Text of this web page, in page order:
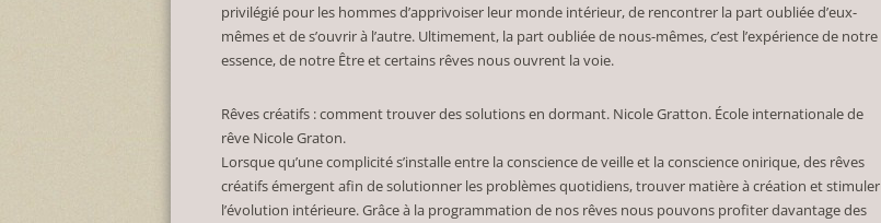
privilégié pour les hommes d’apprivoiser leur monde intérieur, de rencontrer la part oubliée d’eux-
mêmes et de s’ouvrir à l’autre. Ultimement, la part oubliée de nous-mêmes, c’est l’expérience de notre
essence, de notre Être et certains rêves nous ouvrent la voie.
Rêves créatifs : comment trouver des solutions en dormant. Nicole Gratton. École internationale de
rêve Nicole Graton.
Lorsque qu’une complicité s’installe entre la conscience de veille et la conscience onirique, des rêves
créatifs émergent afin de solutionner les problèmes quotidiens, trouver matière à création et stimuler
l’évolution intérieure. Grâce à la programmation de nos rêves nous pouvons profiter davantage des